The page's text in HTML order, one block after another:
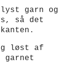
garn og
så det
løst af
garnet